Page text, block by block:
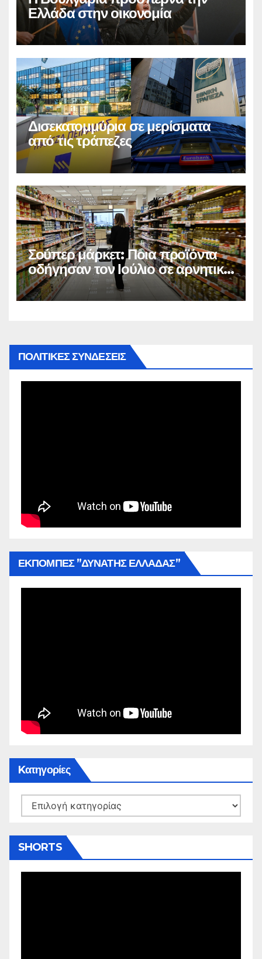
Ελλάδα στην οικονομία
Δισεκατομμύρια σε μερίσματα
από τις τράπεζες
Σούπερ μάρκετ: Ποια προϊόντα
οδήγησαν τον Ιούλιο σε αρνητικό
πληθωρισμό
ΠΟΛΙΤΙΚΕΣ ΣΥΝΔΕΣΕΙΣ
ΕΚΠΟΜΠΕΣ ”ΔΥΝΑΤΗΣ ΕΛΛΑΔΑΣ”
Kατηγορίες
Kατηγορίες
SHORTS